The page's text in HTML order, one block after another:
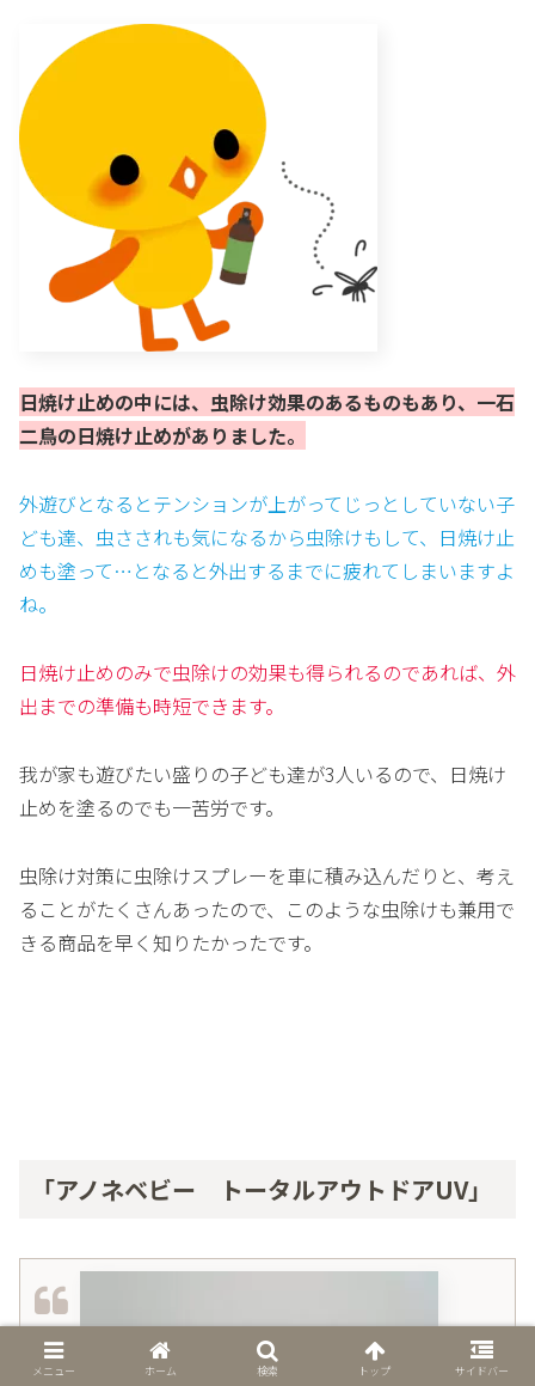
日焼け止めの中には、虫除け効果のあるものもあり、一石
二鳥の日焼け止めがありました。
外遊びとなるとテンションが上がってじっとしていない子
ども達、虫さされも気になるから虫除けもして、日焼け止
めも塗って…となると外出するまでに疲れてしまいますよ
ね。
日焼け止めのみで虫除けの効果も得られるのであれば、外
出までの準備も時短できます。
我が家も遊びたい盛りの子ども達が3人いるので、日焼け
止めを塗るのでも一苦労です。
虫除け対策に虫除けスプレーを車に積み込んだりと、考え
ることがたくさんあったので、このような虫除けも兼用で
きる商品を早く知りたかったです。
「アノネベビー トータルアウトドアUV」
メニュー ホーム 検索 トップ サイドバー